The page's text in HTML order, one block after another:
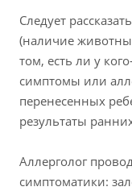
Следует
(наличие
том, есть ли у
симптомы или
перенесенных
результаты
Аллерголог
симптоматики: